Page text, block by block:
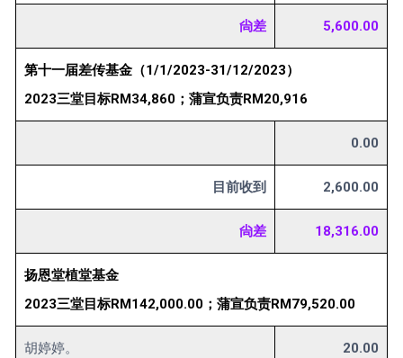
尙差 5,600.00
第十一届差传基金（1/1/2023-31/12/2023）
2023三堂目标RM34,860；蒲宣负责RM20,916
0.00
目前收到 2,600.00
尙差 18,316.00
扬恩堂植堂基金
2023三堂目标RM142,000.00；蒲宣负责RM79,520.00
胡婷婷。 20.00